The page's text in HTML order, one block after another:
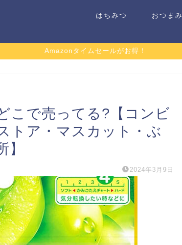
はちみつ おつまみ
Amazonタイムセールがお得！
こで売ってる?【コンビ
トア・マスカット・ぶ
2024年3月9日